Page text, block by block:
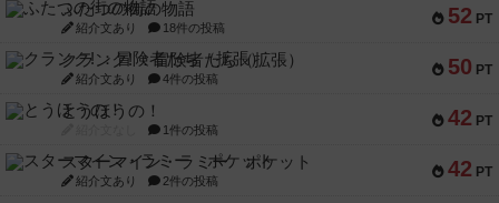
52 PT
ふたつの街の物語
紹介文あり 18件の投稿
50 PT
クランク! ：冒険者たち（拡張）
紹介文あり 4件の投稿
42 PT
とうほうの！
1件の投稿
42 PT
スターマイン・ラミー ポケット
紹介文あり 2件の投稿